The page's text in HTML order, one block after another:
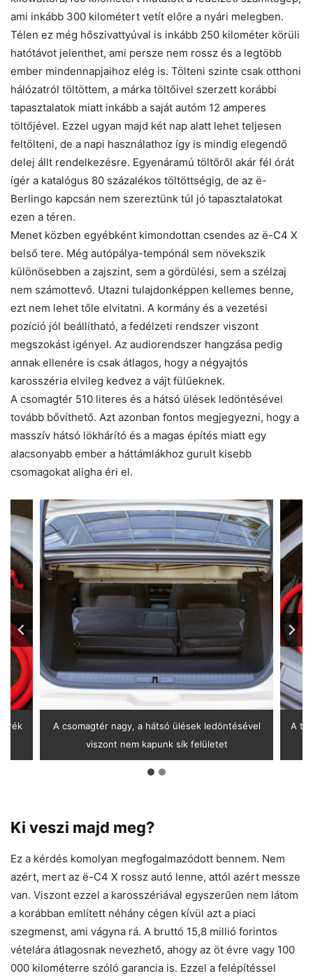
ami inkább 300 kilométert vetít előre a nyári melegben.
Télen ez még hőszivattyúval is inkább 250 kilométer körüli
hatótávot jelenthet, ami persze nem rossz és a legtöbb
ember mindennapjaihoz elég is. Tölteni szinte csak otthoni
hálózatról töltöttem, a márka töltőivel szerzett korábbi
tapasztalatok miatt inkább a saját autóm 12 amperes
töltőjével. Ezzel ugyan majd két nap alatt lehet teljesen
feltölteni, de a napi használathoz így is mindig elegendő
delej állt rendelkezésre. Egyenáramú töltőről akár fél órát
ígér a katalógus 80 százalékos töltöttségig, de az ë-
Berlingo kapcsán nem szereztünk túl jó tapasztalatokat
ezen a téren.
Menet közben egyébként kimondottan csendes az ë-C4 X
belső tere. Még autópálya-tempónál sem növekszik
különösebben a zajszint, sem a gördülési, sem a szélzaj
nem számottevő. Utazni tulajdonképpen kellemes benne,
ezt nem lehet tőle elvitatni. A kormány és a vezetési
pozíció jól beállítható, a fedélzeti rendszer viszont
megszokást igényel. Az audiorendszer hangzása pedig
annak ellenére is csak átlagos, hogy a négyajtós
karosszéria elvileg kedvez a vájt fülűeknek.
A csomagtér 510 literes és a hátsó ülések ledöntésével
tovább bővíthető. Azt azonban fontos megjegyezni, hogy a
masszív hátsó lökhárító és a magas építés miatt egy
alacsonyabb ember a háttámlákhoz gurult kisebb
csomagokat aligha éri el.
A csomagtér nagy, a hátsó ülések ledöntésével
viszont nem kapunk sík felületet
A
Ki veszi majd meg?
Ez a kérdés komolyan megfogalmazódott bennem. Nem
azért, mert az ë-C4 X rossz autó lenne, attól azért messze
van. Viszont ezzel a karosszériával egyszerűen nem látom
a korábban említett néhány cégen kívül azt a piaci
szegmenst, ami vágyna rá. A bruttó 15,8 millió forintos
vételára átlagosnak nevezhető, ahogy az öt évre vagy 100
000 kilométerre szóló garancia is. Ezzel a felépítéssel